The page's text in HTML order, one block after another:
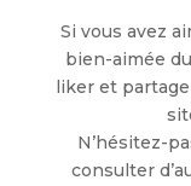
Si vous avez
bien-aimée
liker et
N’hésitez-
consulter